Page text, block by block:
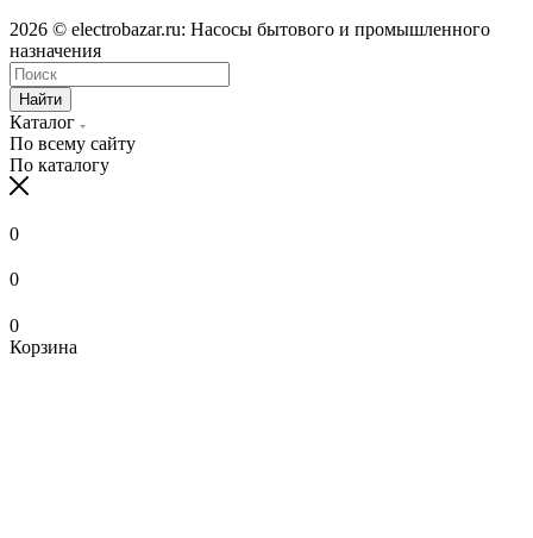
2026 © electrobazar.ru: Насосы бытового и промышленного
назначения
Найти
Каталог
По всему сайту
По каталогу
0
0
0
Корзина